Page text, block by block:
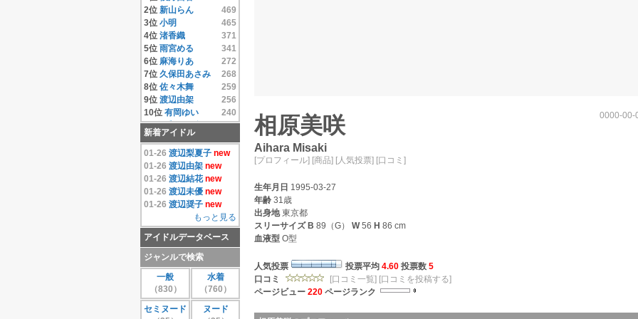
0000-00-
相原美咲
Aihara Misaki
[プロフィール] [商品] [人気投票] [口コミ]
生年月日 1995-03-27
年齢 31歳
出身地東京都
スリーサイズ B 89（G） W56 H 86 cm
血液型 O型
人気投票 投票平均 4.60 投票数 5
口コミ
[口コミ一覧] [口コミを投稿する]
ページビュー 220 ページランク
14位相澤仁美
4.33
15位相沢まき
4.33
16位逢沢りな
4.33
17位相原みぃ
4.33
18位相原美咲
4.33
19位秋元結衣
4.33
20位雨宮める
4.33
21位有岡ゆい
4.33
22位 安藤遥
4.33
23位いいむれまさき
24位生田善子
4.33
25位入矢麻衣
4.33
26位鵜飼りえ
4.33
27位蛯原天
4.33
28位和葉みれい
4.33
栗原みさ
4.33
30位末永みゆ
4.33
もっと見る
2位 新山らん
469
3位 小明
465
4位 渚香織
371
5位 雨宮める
341
6位 麻海りあ
272
7位 久保田あさみ
268
8位 佐々木舞
259
9位 渡辺由架
256
10位 有岡ゆい
240
11位千原こずえ
237
12位 尾崎ナナ
13位片瀬桃
220
14位水樹たま
214
15位遠藤あやの
208
16位麻倉みな
171
17位上原真央
155
島本里沙
152
19位團遥香
147
20位安西かな
131
21位 芦田実沙寿
22位鮎川穂乃果
126
23位手束真知子
124
24位伊達あい
123
25位大崎由希
115
新着アイドル
01-26 渡辺梨夏子 new
01-26 渡辺由架 new
01-26 渡辺結花 new
01-26 渡辺未優 new
01-26 渡辺奨子 new
もっと見る
アイドルデータベース
ジャンルで検索
一般
（830）
水着
（760）
セミヌード
ヌード